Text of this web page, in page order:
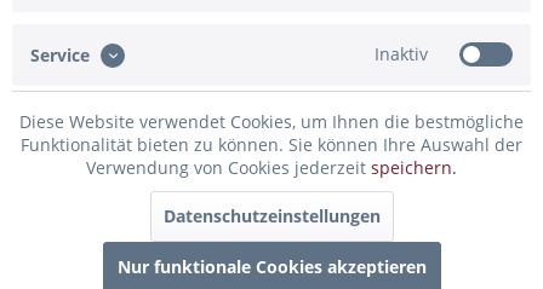
Bewertungen lesen, schreiben und diskutieren...mehr
Infos zum Hersteller
Folgende Infos zum Hersteller sind verfübar......
4
Service Inaktiv
Diese Website verwendet Cookies, um Ihnen die bestmögliche
Funktionalität bieten zu können. Sie können Ihre Auswahl der
Verwendung von Cookies jederzeit speichern.
Datenschutzeinstellungen
Nur funktionale Cookies akzeptieren